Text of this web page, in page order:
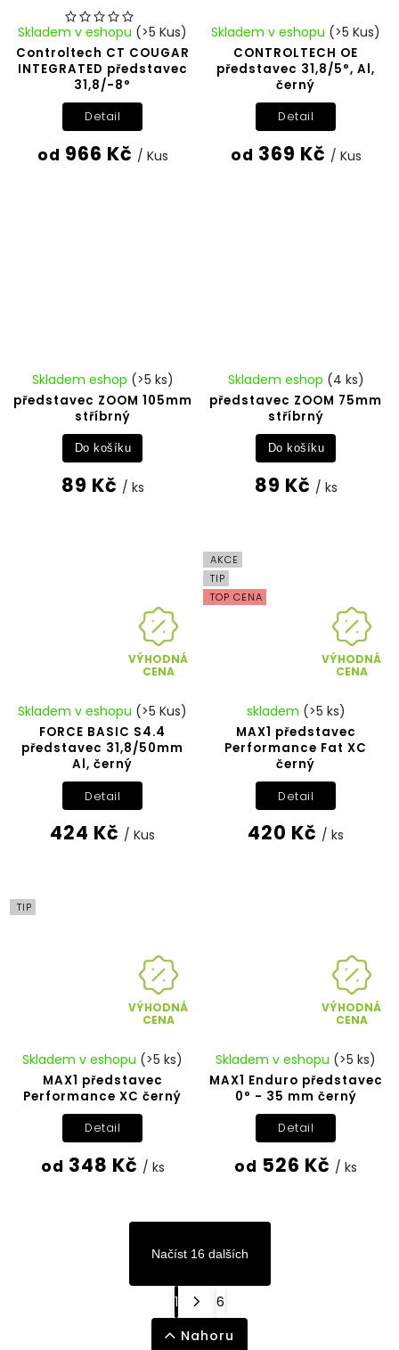
Controltech CT COUGAR
INTEGRATED představec
31,8/-8°
Skladem v eshopu (>5 Kus)
od 966 Kč / Kus
Detail
CONTROLTECH OE
představec 31,8/5°, Al,
černý
Skladem v eshopu (>5 Kus)
od 369 Kč / Kus
Detail
představec ZOOM 105mm
stříbrný
Skladem eshop (>5 ks)
89 Kč / ks
Do košíku
představec ZOOM 75mm
stříbrný
Skladem eshop (4 ks)
89 Kč / ks
Do košíku
VÝHODNÁ
CENA
FORCE BASIC S4.4
představec 31,8/50mm
Al, černý
Skladem v eshopu (>5 Kus)
424 Kč / Kus
Detail
AKCE
TIP
TOP CENA
VÝHODNÁ
CENA
MAX1 představec
Performance Fat XC
černý
skladem (>5 ks)
420 Kč / ks
Detail
TIP
VÝHODNÁ
CENA
MAX1 představec
Performance XC černý
Skladem v eshopu (>5 ks)
od 348 Kč / ks
Detail
VÝHODNÁ
CENA
MAX1 Enduro představec
0° - 35 mm černý
Skladem v eshopu (>5 ks)
od 526 Kč / ks
Detail
Načíst 16 dalších
1
6
Nahoru